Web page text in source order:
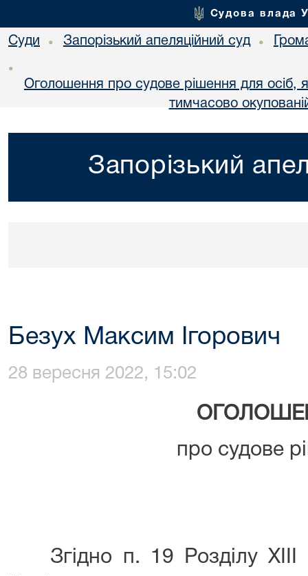
Судова влада
Суди • Запорізький апеляційний суд •
•
Оголошення про судове рішення для осіб,
тимчасово
Запорізький
Безух Максим Ігорович
28 вересня 2022, 15:02
про судове
Згідно п. 19 Розділу XIII